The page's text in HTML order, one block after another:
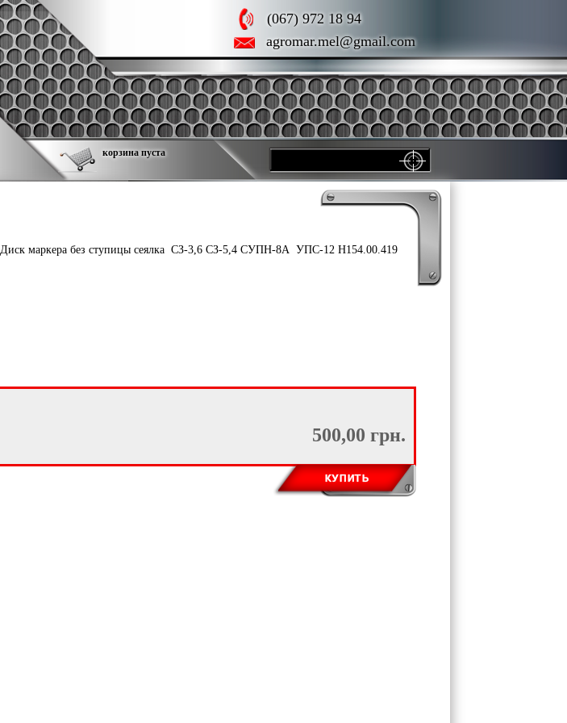
(067) 972 18 94
agromar.mel@gmail.com
корзина пуста
Диск маркера без ступицы сеялка СЗ-3,6 СЗ-5,4 СУПН-8А УПС-12 Н154.00.419
500,00 грн.